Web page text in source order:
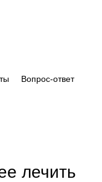
Вопрос-ответ
лечить